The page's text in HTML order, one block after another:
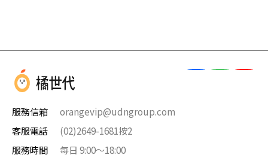
服務信箱
orangevip@udngroup.com
客服電話
(02)2649-1681按2
服務時間
每日 9:00～18:00